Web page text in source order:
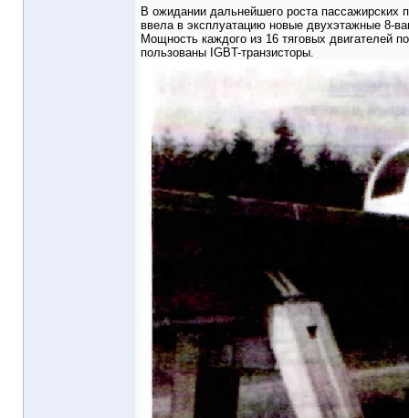
В ожидании дальнейшего роста пассажирских
ввела в эксплуа­тацию новые двухэтажные 8-
Мощность каждого из 16 тяговых двигателей
пользованы IGBT-транзисторы.